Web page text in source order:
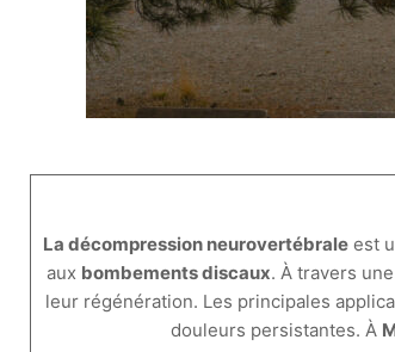
La décompression neurovertébrale est
aux bombements discaux. À travers
leur régénération. Les principales
douleurs persistantes. À